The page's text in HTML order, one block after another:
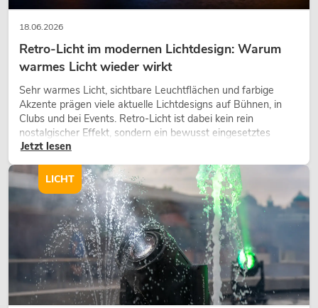
18.06.2026
Retro-Licht im modernen Lichtdesign: Warum
warmes Licht wieder wirkt
Sehr warmes Licht, sichtbare Leuchtflächen und farbige
Akzente prägen viele aktuelle Lichtdesigns auf Bühnen, in
Clubs und bei Events. Retro-Licht ist dabei kein rein
nostalgischer Effekt, sondern ein bewusst eingesetztes
Gestaltungsmittel: Es schafft Atmosphäre, gibt Szenen
wirken lassen.
Jetzt lesen
LICHT